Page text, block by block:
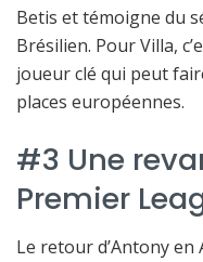
Betis et témoigne du
Brésilien. Pour Villa,
joueur clé qui peut
places européennes.
#3 Une
Premier
Le retour d’Antony